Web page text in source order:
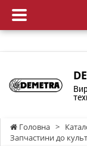
Головна >
Запчастини до